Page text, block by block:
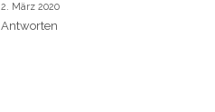
2. März 2020
Antworten